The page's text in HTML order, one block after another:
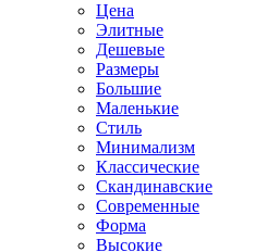
Цена
Элитные
Дешевые
Размеры
Большие
Маленькие
Стиль
Минимализм
Классические
Скандинавские
Современные
Форма
Высокие